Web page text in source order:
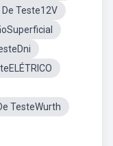
Teste12V
TesteWurth